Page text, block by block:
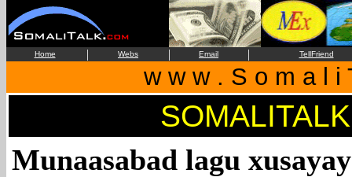
Home | Webs | Email | TellFriend
w w w . S o m a l i
SOMALITALK
Munaasabad lagu